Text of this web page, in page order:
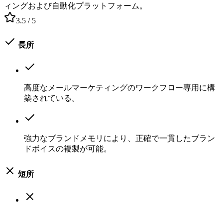
ィングおよび自動化プラットフォーム。
3.5 / 5
長所
高度なメールマーケティングのワークフロー専用に構
築されている。
強力なブランドメモリにより、正確で一貫したブラン
ドボイスの複製が可能。
短所